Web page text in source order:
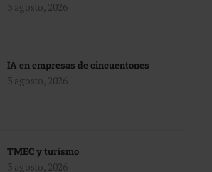
3 agosto, 2026
IA en empresas de cincuentones
3 agosto, 2026
TMEC y turismo
3 agosto, 2026